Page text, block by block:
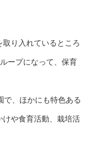
り入れているところ
ープになって、保育
で、ほかにも特色ある
けや食育活動、栽培活